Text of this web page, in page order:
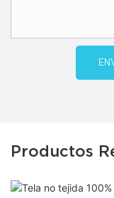
Productos